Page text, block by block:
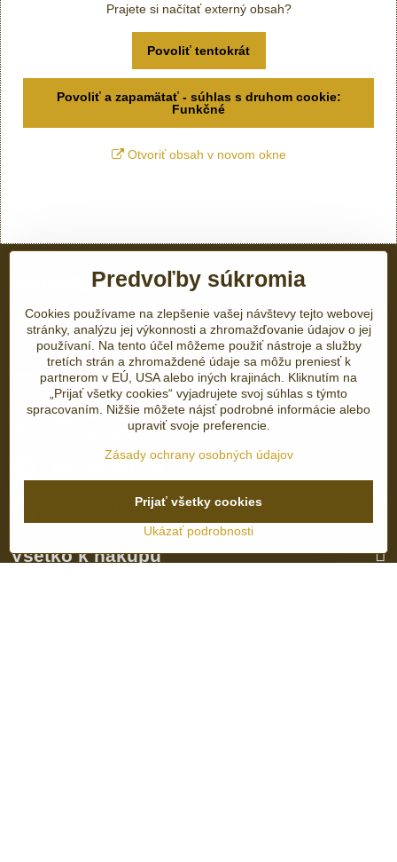
Prajete si načítať externý obsah?
Povoliť tentokrát
Povoliť a zapamätať - súhlas s druhom cookie:
Funkčné
Otvoriť obsah v novom okne
K​​.I​​.M​​. GOLD s​​.r​​.o​​.
Kukučínová 17
92101 Piešťany
kimgold​@kimgold​.sk
+421 905 718 720
Ing. Kamil Strmenský - konateľ
+421 905 657 700
+421 337 735 110
Všetko k nákupu
Predvoľby súkromia
Cookies používame na zlepšenie vašej návštevy tejto webovej
stránky, analýzu jej výkonnosti a zhromažďovanie údajov o jej
používaní. Na tento účel môžeme použiť nástroje a služby
tretích strán a zhromaždené údaje sa môžu preniesť k
partnerom v EÚ, USA alebo iných krajinách. Kliknutím na
„Prijať všetky cookies“ vyjadrujete svoj súhlas s týmto
spracovaním. Nižšie môžete nájsť podrobné informácie alebo
upraviť svoje preferencie.
Zásady ochrany osobných údajov
Ukázať podrobnosti
Prijať všetky cookies